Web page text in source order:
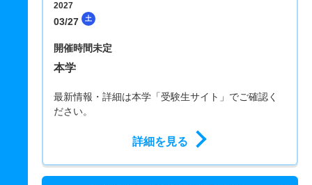
2027
03/27 土
開催時間未定
本学
最新情報・詳細は本学「受験生サイト」でご確認く
ださい。
詳細を見る